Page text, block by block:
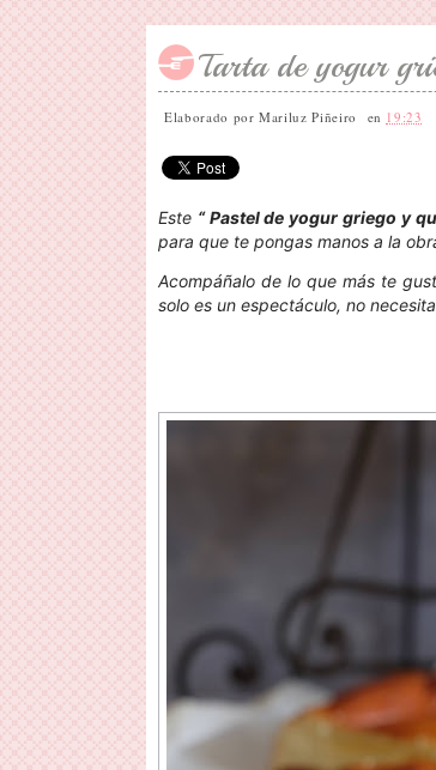
Tarta de yogur
Elaborado porMariluz Piñeiro en 19:23
Este “ Pastel de yogur griego y
para que te pongas manos a la
Acompáñalo de lo que más te
solo es un espectáculo, no